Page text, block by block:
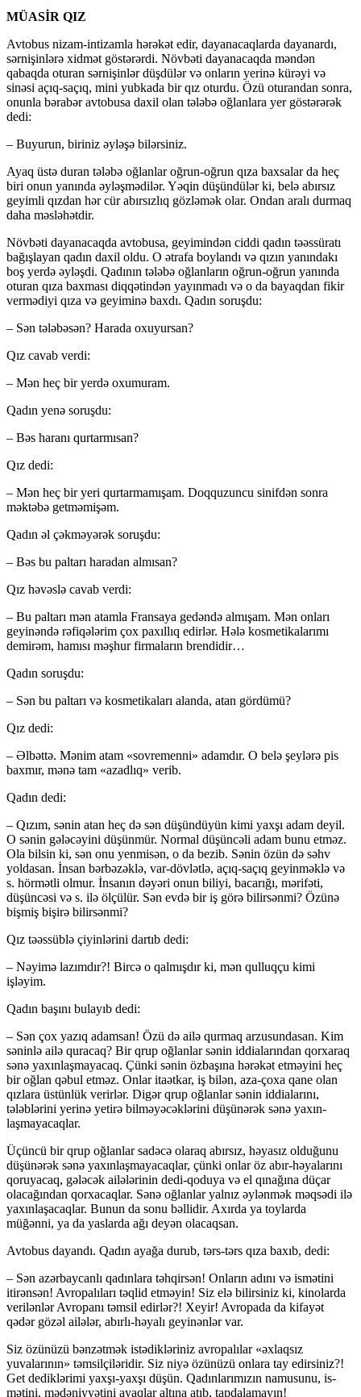
MÜASİR QIZ
Avtobus nizam-intizamla hərəkət edir, daya­na­caqlarda dayanardı,
sərnişinlərə xidmət göstə­rər­di. Növbəti dayanacaqda məndən
qabaqda otu­ran sərnişinlər düşdülər və onların yerinə kürəyi və
sinəsi açıq-saçıq, mini yubkada bir qız oturdu. Özü oturandan sonra,
onunla bərabər avtobusa daxil olan tələbə oğlanlara yer göstərərək
dedi:
– Buyurun, biriniz əyləşə bilərsiniz.
Ayaq üstə duran tələbə oğlanlar oğrun-oğ­run qıza baxsalar da heç
biri onun yanında əyləş­mədilər. Yəqin düşündülər ki, belə abırsız
geyimli qızdan hər cür abırsızlıq gözləmək olar. Ondan aralı durmaq
daha məsləhətdir.
Növbəti dayanacaqda avtobusa, geyimindən ciddi qadın təəssüratı
bağışlayan qadın daxil oldu. O ətrafa boylandı və qızın yanındakı
boş yerdə əy­ləşdi. Qadının tələbə oğlanların oğrun-oğrun ya­nın­da
oturan qıza baxması diqqətindən yayınmadı və o da bayaqdan fikir
vermədiyi qıza və geyiminə baxdı. Qadın soruşdu:
– Sən tələbəsən? Harada oxuyursan?
Qız cavab verdi:
– Mən heç bir yerdə oxumuram.
Qadın yenə soruşdu:
– Bəs haranı qurtarmısan?
Qız dedi:
– Mən heç bir yeri qurtarmamışam. Doqqu­zuncu sinifdən sonra
məktəbə getməmişəm.
Qadın əl çəkməyərək soruşdu:
– Bəs bu paltarı haradan almısan?
Qız həvəslə cavab verdi:
– Bu paltarı mən atamla Fransaya gedəndə al­mışam. Mən onları
geyinəndə rəfiqələrim çox pa­xıllıq edirlər. Hələ kosmetikalarımı
demirəm, ha­mı­sı məşhur firmaların brendidir…
Qadın soruşdu:
– Sən bu paltarı və kosmetikaları alanda, atan gördümü?
Qız dedi:
– Əlbəttə. Mənim atam «sovremenni» adam­dır. O belə şeylərə pis
baxmır, mənə tam «azadlıq» verib.
Qadın dedi:
– Qızım, sənin atan heç də sən düşündüyün kimi yaxşı adam deyil.
O sənin gələcəyini düşün­mür. Normal düşüncəli adam bunu etməz.
Ola bil­sin ki, sən onu yenmisən, o da bezib. Sənin özün də səhv
yoldasan. İnsan bərbəzəklə, var-dövlətlə, açıq-saçıq geyinməklə və
s. hörmətli olmur. İnsa­nın dəyəri onun biliyi, bacarığı, mərifəti,
düşüncəsi və s. ilə ölçülür. Sən evdə bir iş görə bilirsənmi? Özü­nə
bişmiş bişirə bilirsənmi?
Qız təəssüblə çiyinlərini dartıb dedi:
– Nəyimə lazımdır?! Bircə o qalmışdır ki, mən qulluqçu kimi
işləyim.
Qadın başını bulayıb dedi:
– Sən çox yazıq adamsan! Özü də ailə qur­maq arzusundasan. Kim
səninlə ailə quracaq? Bir qrup oğlanlar sənin iddialarından qorxaraq
sənə ya­xınlaşmayacaq. Çünki sənin özbaşına hərəkət et­məyini heç
bir oğlan qəbul etməz. Onlar itaətkar, iş bilən, aza-çoxa qane olan
qızlara üstünlük verirlər. Digər qrup oğlanlar sənin iddialarını,
tələblərini ye­rinə yetirə bilməyəcəklərini düşünərək sənə ya­xın­
laşmayacaqlar.
Üçüncü bir qrup oğlanlar sadəcə olaraq abır­sız, həyasız olduğunu
düşünərək sənə yaxınlaş­ma­yacaqlar, çünki onlar öz abır-həyalarını
qoruyacaq, gələcək ailələrinin dedi-qoduya və el qınağına dü­çar
olacağından qorxacaqlar. Sənə oğlanlar yalnız əy­lənmək məq­sədi ilə
yaxınlaşacaqlar. Bunun da so­nu bəl­lidir. Axırda ya toylarda
müğənni, ya da yas­­lar­da ağı deyən olacaqsan.
Avtobus dayandı. Qadın ayağa durub, tərs-tərs qıza baxıb, dedi:
– Sən azərbaycanlı qadınlara təhqirsən! On­ların adını və ismətini
itirənsən! Avropalıları təqlid etməyin! Siz elə bilirsiniz ki, kinolarda
verilənlər Av­ropanı təmsil edirlər?! Xeyir! Avropada da ki­fa­yət
qədər gözəl ailələr, abırlı-həyalı geyinənlər var.
Siz özünüzü bənzətmək istədikləriniz avro­pa­lılar «əx­laq­sız
yuvalarının» təmsilçiləridir. Siz niyə özü­nü­zü onlara tay edirsiniz?!
Get dediklə­ri­mi yaxşı-yaxşı düşün. Qadınlarımızın namusunu, is­
mətini, mədəniyyətini ayaqlar altına atıb, tapdala­mayın!